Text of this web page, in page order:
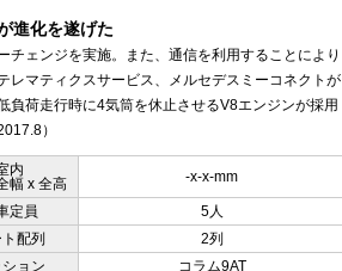
進化を遂げた
チェンジを実施。また、通信を利用することにより
レマティクスサービス、メルセデスミーコネクトが
負荷走行時に4気筒を休止させるV8エンジンが採用
）
内
幅 x 全高
-x-x-mm
定員
5人
配列
2列
ション
コラム9AT